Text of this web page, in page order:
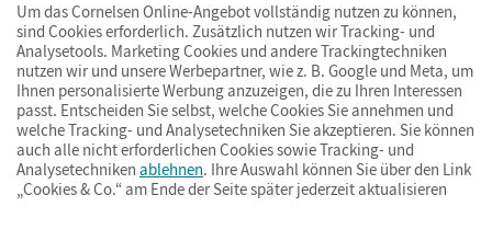
ImpressumAGBDatenschutzBarrierefreiheitCookies & Co.
Um das Cornelsen Online-Angebot vollständig nutzen zu können,
sind Cookies erforderlich. Zusätzlich nutzen wir Tracking- und
Analysetools. Marketing Cookies und andere Trackingtechniken
nutzen wir und unsere Werbepartner, wie z. B. Google und Meta, um
Ihnen personalisierte Werbung anzuzeigen, die zu Ihren Interessen
passt. Entscheiden Sie selbst, welche Cookies Sie annehmen und
welche Tracking- und Analysetechniken Sie akzeptieren. Sie können
auch alle nicht erforderlichen Cookies sowie Tracking- und
Analysetechniken ablehnen. Ihre Auswahl können Sie über den Link
„Cookies & Co.“ am Ende der Seite später jederzeit aktualisieren